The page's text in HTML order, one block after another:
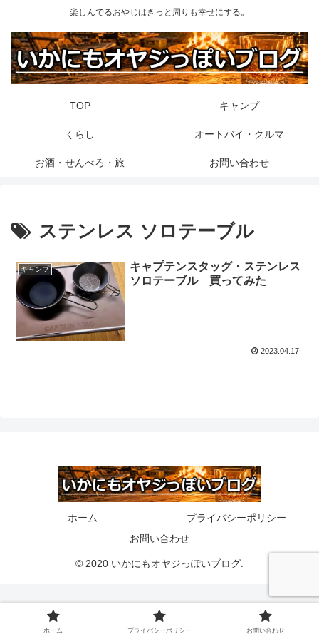
楽しんでるおやじはきっと周りも幸せにする。
TOP キャンプ
くらし オートバイ・クルマ
お酒・せんべろ・旅 お問い合わせ
ステンレス ソロテーブル
キャンプ
キャプテンスタッグ・ステンレス
ソロテーブル 買ってみた
2023.04.17
ホーム
プライバシーポリシー
お問い合わせ
© 2020 いかにもオヤジっぽいブログ.
ホーム プライバシーポリシー お問い合わせ